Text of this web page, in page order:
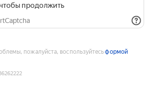
продолжить
пожалуйста, воспользуйтесьформой